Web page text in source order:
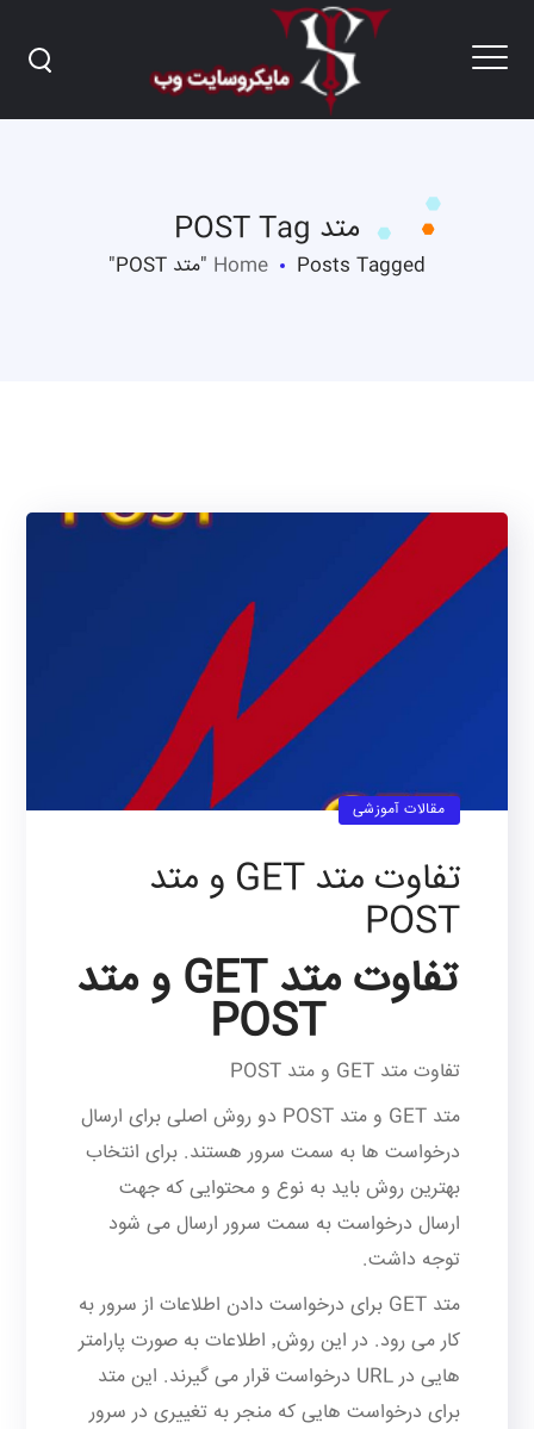
متد POST Tag
Home Posts Tagged "متد POST"
مقالات آموزشی
تفاوت متد GET و متد
POST
تفاوت متد GET و متد
POST
تفاوت متد GET و متد POST
متد GET و متد POST دو روش اصلی برای ارسال
درخواست ها به سمت سرور هستند. برای انتخاب
بهترین روش باید به نوع و محتوایی که جهت
ارسال درخواست به سمت سرور ارسال می شود
توجه داشت.
متد GET برای درخواست دادن اطلاعات از سرور به
کار می رود. در این روش٬ اطلاعات به صورت پارامتر
هایی در URL درخواست قرار می گیرند. این متد
برای درخواست هایی که منجر به تغییری در سرور